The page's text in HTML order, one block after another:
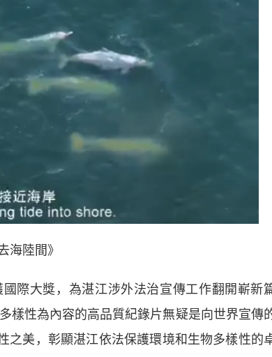
海陸間》
大獎，為湛江涉外法治宣傳工作翻開嶄新
樣性為內容的高品質紀錄片無疑是向世界宣傳
之美，彰顯湛江依法保護環境和生物多樣性的